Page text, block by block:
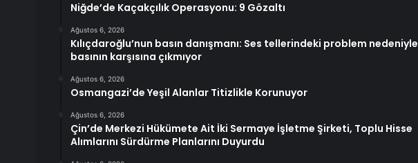
Niğde’de Kaçakçılık Operasyonu: 9 Gözaltı
Ağustos 6, 2026
Kılıçdaroğlu’nun basın danışmanı: Ses tellerindeki problem nedeniyle
basının karşısına çıkmıyor
Ağustos 6, 2026
Osmangazi’de Yeşil Alanlar Titizlikle Korunuyor
Ağustos 6, 2026
Çin’de Merkezi Hükümete Ait İki Sermaye İşletme Şirketi, Toplu Hisse
Alımlarını Sürdürme Planlarını Duyurdu